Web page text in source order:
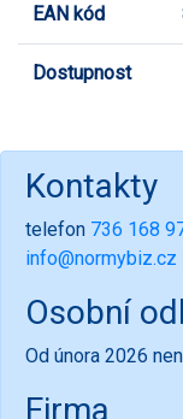
EAN kód
Dostupnost
Kontakty
telefon 736 168
info@normybiz.cz
Osobní
Od února 2026
Firma